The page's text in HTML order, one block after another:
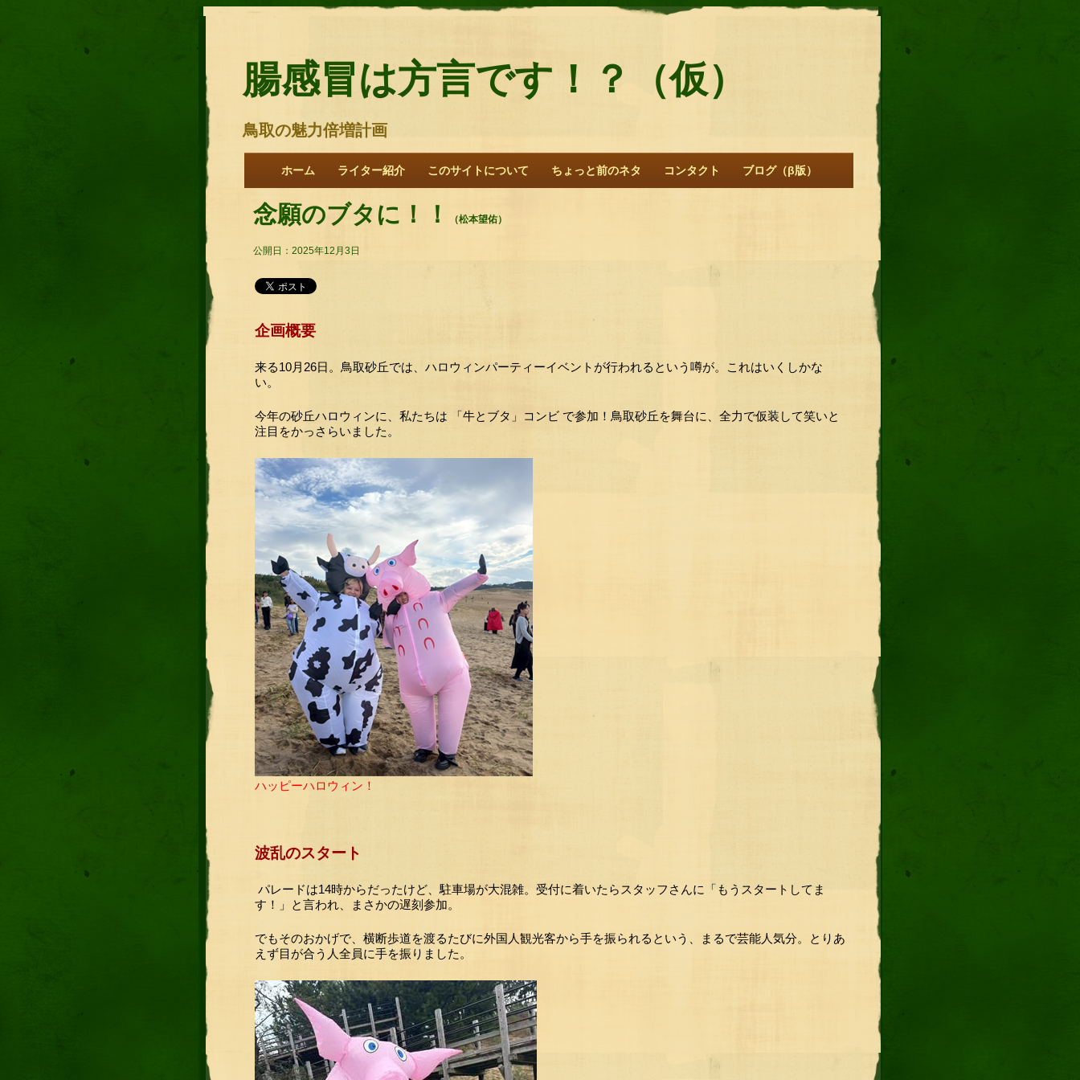
腸感冒は方言です！？（仮）
鳥取の魅力倍増計画
ホーム ライター紹介 このサイトについて ちょっと前のネタ コンタクト ブログ（β版）
念願のブタに！！ （松本望佑）
公開日：2025年12月3日
企画概要
来る10月26日。鳥取砂丘では、ハロウィンパーティーイベントが行われるという噂が。これはいくしかな
い。
今年の砂丘ハロウィンに、私たちは 「牛とブタ」コンビ で参加！鳥取砂丘を舞台に、全力で仮装して笑いと
注目をかっさらいました。
ハッピーハロウィン！
波乱のスタート
パレードは14時からだったけど、駐車場が大混雑。受付に着いたらスタッフさんに「もうスタートしてま
す！」と言われ、まさかの遅刻参加。
でもそのおかげで、横断歩道を渡るたびに外国人観光客から手を振られるという、まるで芸能人気分。とりあ
えず目が合う人全員に手を振りました。